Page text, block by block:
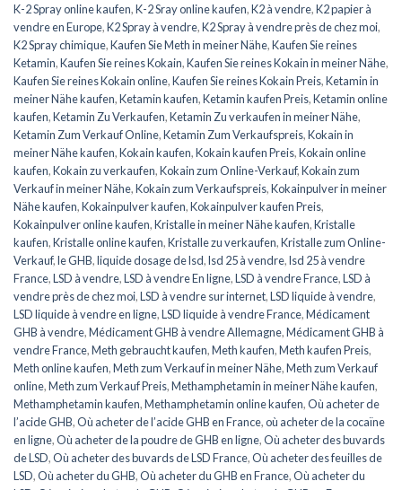
K-2 Spray online kaufen,K-2 Sray online kaufen,K2 à vendre,K2 papier à
vendre en Europe,K2 Spray à vendre,K2 Spray à vendre près de chez moi,
K2 Spray chimique,Kaufen Sie Meth in meiner Nähe,Kaufen Sie reines
Ketamin,Kaufen Sie reines Kokain,Kaufen Sie reines Kokain in meiner Nähe,
Kaufen Sie reines Kokain online,Kaufen Sie reines Kokain Preis,Ketamin in
meiner Nähe kaufen,Ketamin kaufen,Ketamin kaufen Preis,Ketamin online
kaufen,Ketamin Zu Verkaufen,Ketamin Zu verkaufen in meiner Nähe,
Ketamin Zum Verkauf Online,Ketamin Zum Verkaufspreis,Kokain in
meiner Nähe kaufen,Kokain kaufen,Kokain kaufen Preis,Kokain online
kaufen,Kokain zu verkaufen,Kokain zum Online-Verkauf,Kokain zum
Verkauf in meiner Nähe,Kokain zum Verkaufspreis,Kokainpulver in meiner
Nähe kaufen,Kokainpulver kaufen,Kokainpulver kaufen Preis,
Kokainpulver online kaufen,Kristalle in meiner Nähe kaufen,Kristalle
kaufen,Kristalle online kaufen,Kristalle zu verkaufen,Kristalle zum Online-
Verkauf,le GHB,liquide dosage de lsd,lsd 25 à vendre,lsd 25 à vendre
France,LSD à vendre,LSD à vendre En ligne,LSD à vendre France,LSD à
vendre près de chez moi,LSD à vendre sur internet,LSD liquide à vendre,
LSD liquide à vendre en ligne,LSD liquide à vendre France,Médicament
GHB à vendre,Médicament GHB à vendre Allemagne,Médicament GHB à
vendre France,Meth gebraucht kaufen,Meth kaufen,Meth kaufen Preis,
Meth online kaufen,Meth zum Verkauf in meiner Nähe,Meth zum Verkauf
online,Meth zum Verkauf Preis,Methamphetamin in meiner Nähe kaufen,
Methamphetamin kaufen,Methamphetamin online kaufen,Où acheter de
l’acide GHB,Où acheter de l’acide GHB en France,où acheter de la cocaïne
en ligne,Où acheter de la poudre de GHB en ligne,Où acheter des buvards
de LSD,Où acheter des buvards de LSD France,Où acheter des feuilles de
LSD,Où acheter du GHB,Où acheter du GHB en France,Où acheter du